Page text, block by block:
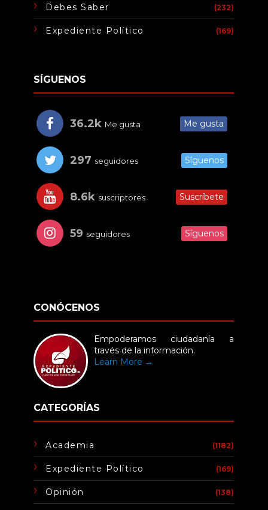
Debes Saber (232)
Expediente Político (169)
SÍGUENOS
36.2k Me gusta Me gusta
297 seguidores Síguenos
8.6k suscriptores Suscríbete
59 seguidores Síguenos
CONÓCENOS
Empoderamos ciudadanía a
través de la información.
Learn More →
CATEGORÍAS
Academia (1182)
Expediente Político (169)
Opinión (138)